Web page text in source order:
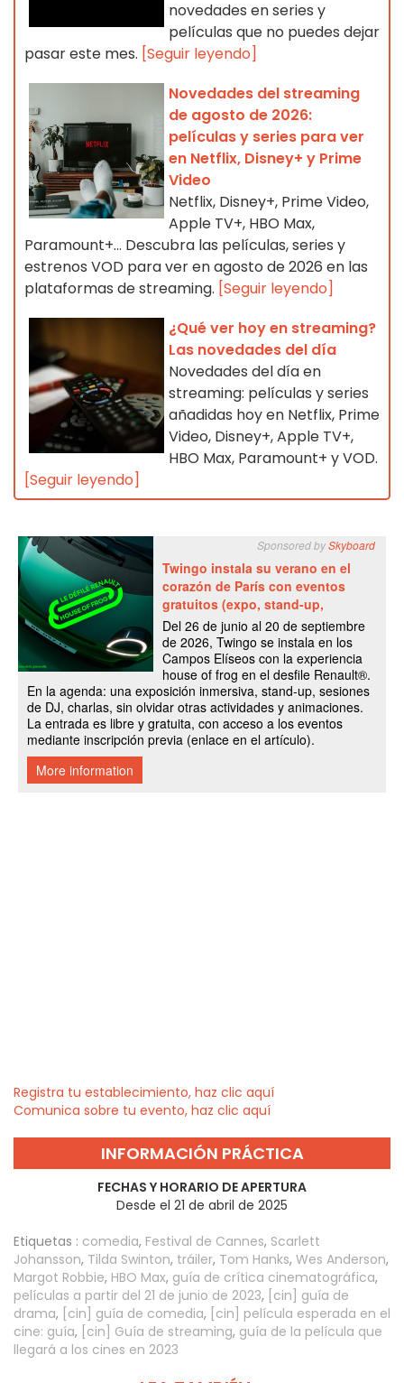
novedades en series y
películas que no puedes dejar
pasar este mes. [Seguir leyendo]
Novedades del streaming
de agosto de 2026:
películas y series para ver
en Netflix, Disney+ y Prime
Video
Netflix, Disney+, Prime Video,
Apple TV+, HBO Max,
Paramount+… Descubra las películas, series y
estrenos VOD para ver en agosto de 2026 en las
plataformas de streaming. [Seguir leyendo]
¿Qué ver hoy en streaming?
Las novedades del día
Novedades del día en
streaming: películas y series
añadidas hoy en Netflix, Prime
Video, Disney+, Apple TV+,
HBO Max, Paramount+ y VOD.
[Seguir leyendo]
Registra tu establecimiento, haz clic aquí
Comunica sobre tu evento, haz clic aquí
INFORMACIÓN PRÁCTICA
FECHAS Y HORARIO DE APERTURA
Desde el 21 de abril de 2025
Etiquetas : comedia, Festival de Cannes, Scarlett
Johansson, Tilda Swinton, tráiler, Tom Hanks, Wes Anderson,
Margot Robbie, HBO Max, guía de crítica cinematográfica,
películas a partir del 21 de junio de 2023, [cin] guía de
drama, [cin] guía de comedia, [cin] película esperada en el
cine: guía, [cin] Guía de streaming, guía de la película que
llegará a los cines en 2023